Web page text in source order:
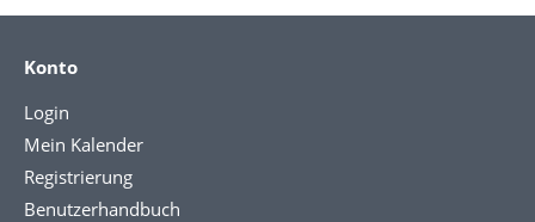
Konto
Login
Mein Kalender
Registrierung
Benutzerhandbuch